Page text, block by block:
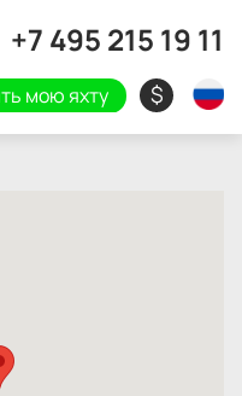
+7 495 215 19 11
мою яхту $